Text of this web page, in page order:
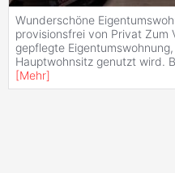
Wunderschöne
provisionsfrei von Privat Zum
gepflegte
Hauptwohnsitz genutzt wird.
[Mehr]